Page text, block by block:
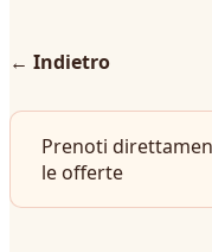
← Indietro
Prenoti
le offerte